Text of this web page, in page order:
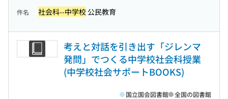
件名 社会科--中学校 公民教育
考えと対話を引き出す「ジレンマ
発問」でつくる中学校社会科授業
(中学校社会サポートBOOKS)
国立国会図書館 全国の図書館